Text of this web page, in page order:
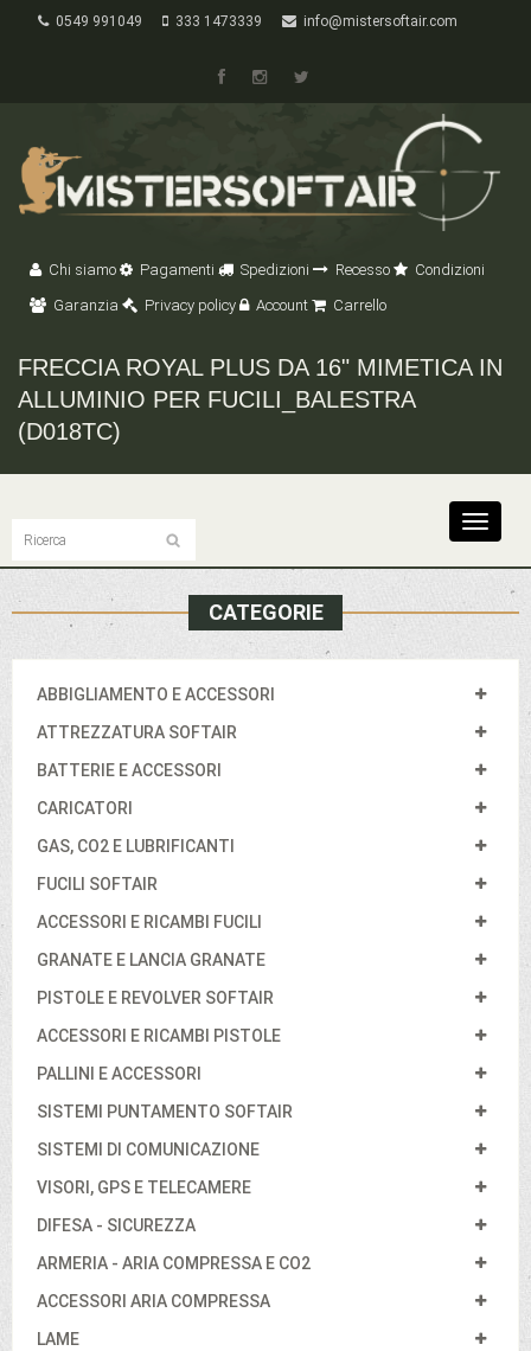
0549 991049 333 1473339 info@mistersoftair.com
Chi siamo Pagamenti Spedizioni Recesso
Condizioni
Garanzia
Privacy policy Account Carrello
FRECCIA ROYAL PLUS DA 16" MIMETICA IN
ALLUMINIO PER FUCILI_BALESTRA
(D018TC)
Toggle
CATEGORIE
ABBIGLIAMENTO E ACCESSORI
ATTREZZATURA SOFTAIR
BATTERIE E ACCESSORI
CARICATORI
GAS, CO2 E LUBRIFICANTI
FUCILI SOFTAIR
ACCESSORI E RICAMBI FUCILI
GRANATE E LANCIA GRANATE
PISTOLE E REVOLVER SOFTAIR
ACCESSORI E RICAMBI PISTOLE
PALLINI E ACCESSORI
SISTEMI PUNTAMENTO SOFTAIR
SISTEMI DI COMUNICAZIONE
VISORI, GPS E TELECAMERE
DIFESA - SICUREZZA
ARMERIA - ARIA COMPRESSA E CO2
ACCESSORI ARIA COMPRESSA
LAME